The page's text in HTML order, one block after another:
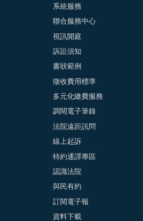
系統服務
聯合服務中心
視訊開庭
訴訟須知
書狀範例
徵收費用標準
多元化繳費服務
調閱電子筆錄
法院遠距訊問
線上起訴
特約通譯專區
認識法院
與民有約
訂閱電子報
資料下載